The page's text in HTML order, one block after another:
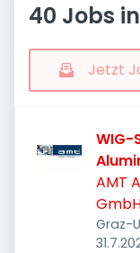
40 Jobs
Jetzt
AMT
Graz-